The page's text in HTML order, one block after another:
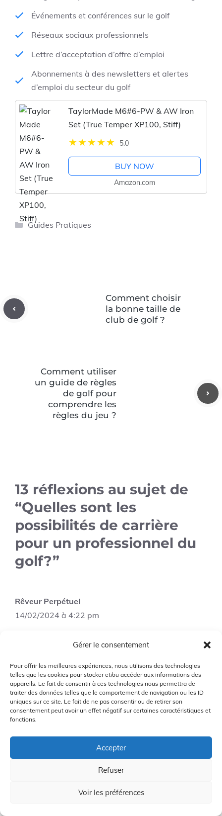
Gérer le consentement
Pour offrir les meilleures expériences, nous utilisons des technologies
telles que les cookies pour stocker et/ou accéder aux informations des
appareils. Le fait de consentir à ces technologies nous permettra de
traiter des données telles que le comportement de navigation ou les ID
uniques sur ce site. Le fait de ne pas consentir ou de retirer son
consentement peut avoir un effet négatif sur certaines caractéristiques et
fonctions.
Accepter
Refuser
Voir les préférences
Événements et conférences sur le golf
Réseaux sociaux professionnels
Lettre d’acceptation d’offre d’emploi
Abonnements à des newsletters et alertes
d’emploi du secteur du golf
TaylorMade M6#6-PW & AW Iron
Set (True Temper XP100, Stiff)
5.0
BUY NOW
Amazon.com
Catégories
Guides Pratiques
Comment choisir
la bonne taille de
club de golf ?
Comment utiliser
un guide de règles
de golf pour
comprendre les
règles du jeu ?
13 réflexions au sujet de
“Quelles sont les
possibilités de carrière
pour un professionnel du
golf?”
Rêveur Perpétuel
14/02/2024 à 4:22 pm
les possibilités de carrière dans le golf ! J’ai
toujours été passionné par ce sport et
j’aimerais en faire mon métier. Vos conseils
et étapes sont très utiles pour m’aider à me
lancer dans cette voie. Je vais suivre vos
recommandations et espère pouvoir
réaliser mon rêve de travailler dans
Connectez-vous pour répondre